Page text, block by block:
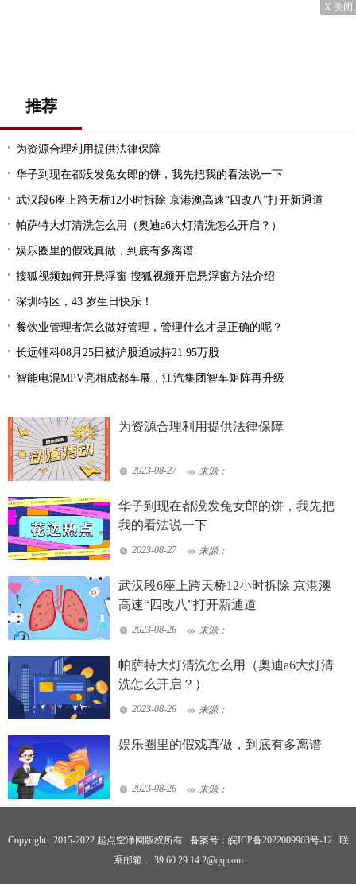
X 关闭
推荐
为资源合理利用提供法律保障
华子到现在都没发兔女郎的饼，我先把我的看法说一下
武汉段6座上跨天桥12小时拆除 京港澳高速“四改八”打开新通道
帕萨特大灯清洗怎么用（奥迪a6大灯清洗怎么开启？）
娱乐圈里的假戏真做，到底有多离谱
搜狐视频如何开悬浮窗 搜狐视频开启悬浮窗方法介绍
深圳特区，43 岁生日快乐！
餐饮业管理者怎么做好管理，管理什么才是正确的呢？
长远锂科08月25日被沪股通减持21.95万股
智能电混MPV亮相成都车展，江汽集团智车矩阵再升级
为资源合理利用提供法律保障
2023-08-27 来源：
华子到现在都没发兔女郎的饼，我先把
我的看法说一下
2023-08-27 来源：
武汉段6座上跨天桥12小时拆除 京港澳
高速“四改八”打开新通道
2023-08-26 来源：
帕萨特大灯清洗怎么用（奥迪a6大灯清
洗怎么开启？）
2023-08-26 来源：
娱乐圈里的假戏真做，到底有多离谱
2023-08-26 来源：
Copyright 2015-2022 起点空净网版权所有 备案号： 皖ICP备2022009963号-12联
系邮箱： 39 60 29 14 2@qq.com